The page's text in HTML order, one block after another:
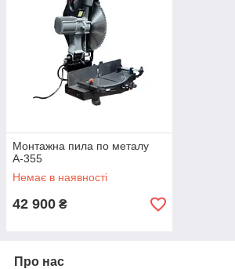
Монтажна пила по металу
А-355
Немає в наявності
42 900 ₴
Про нас